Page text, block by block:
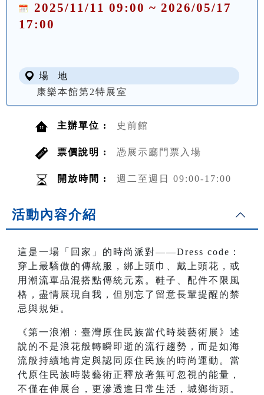
2025/11/11 09:00 ~ 2026/05/17
17:00
場 地
康樂本館第2特展室
主辦單位 : 史前館
票價說明 : 憑展示廳門票入場
開放時間 : 週二至週日 09:00-17:00
活動內容介紹
這是一場「回家」的時尚派對——Dress code：
穿上最驕傲的傳統服，綁上頭巾、戴上頭花，或
用潮流單品混搭點傳統元素。鞋子、配件不限風
格，盡情展現自我，但別忘了留意長輩提醒的禁
忌與規矩。
《第一浪潮：臺灣原住民族當代時裝藝術展》述
說的不是浪花般轉瞬即逝的流行趨勢，而是如海
流般持續地肯定與認同原住民族的時尚運動。當
代原住民族時裝藝術正釋放著無可忽視的能量，
不僅在伸展台，更滲透進日常生活，城鄉街頭。